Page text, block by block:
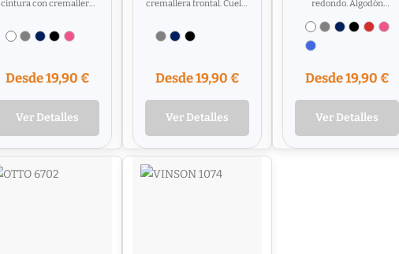
cintura con cremallera
Bolsillos...
Desde 19,90 €
Ver Detalles
cremallera frontal. Cuello
manga...
Desde 19,90 €
Ver Detalles
redondo. Algodón
puños y cinturilla en
canalé...
Desde 19,90 €
Ver Detalles